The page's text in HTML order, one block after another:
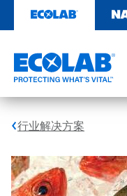
至
行业解决方案